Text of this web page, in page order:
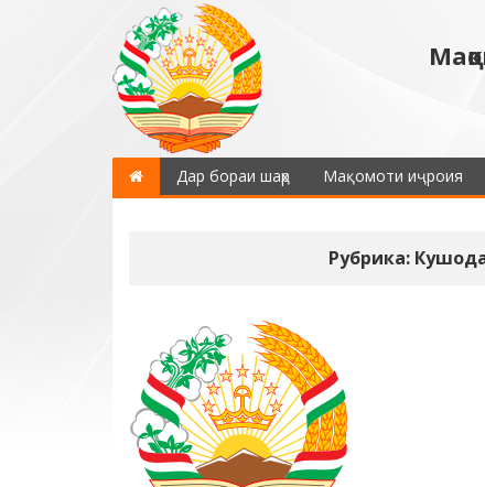
Дар бораи шаҳр Мақомоти иҷроия
Рубрика: